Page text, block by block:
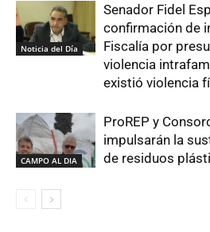
Noticia del Día
Senador Fidel
confirmación de
Fiscalía por
violencia
existió violencia
CAMPO AL DIA
ProREP y
impulsarán la
de residuos